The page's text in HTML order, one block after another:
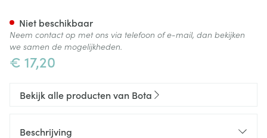
€ 17,20
Niet beschikbaar
Neem contact op met ons via telefoon of e-mail, dan bekijken
we samen de mogelijkheden.
Bekijk alle producten van Bota
Beschrijving